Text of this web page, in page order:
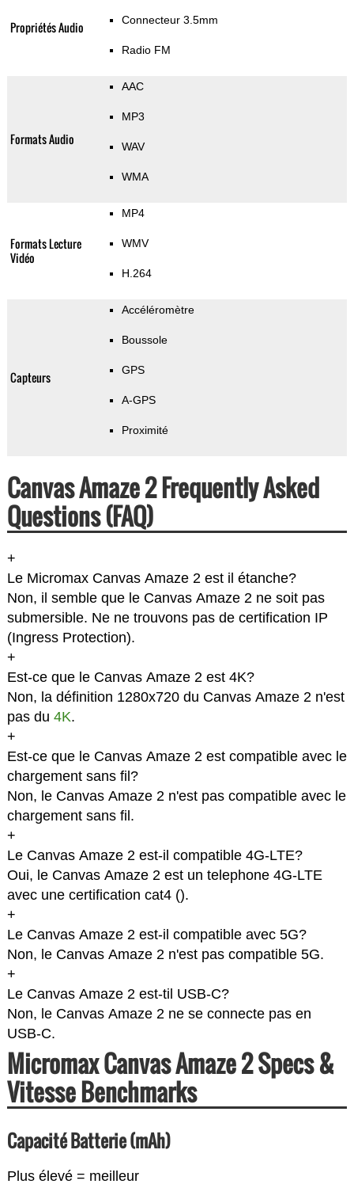
Propriétés Audio Connecteur 3.5mm
Radio FM
Formats Audio
AAC
MP3
WAV
WMA
Formats Lecture
Vidéo
MP4
WMV
H.264
Capteurs
Accéléromètre
Boussole
GPS
A-GPS
Proximité
Canvas Amaze 2 Frequently Asked
Questions (FAQ)
+
Le Micromax Canvas Amaze 2 est il étanche?
Non, il semble que le Canvas Amaze 2 ne soit pas
submersible. Ne ne trouvons pas de certification IP
(Ingress Protection).
+
Est-ce que le Canvas Amaze 2 est 4K?
Non, la définition 1280x720 du Canvas Amaze 2 n'est
pas du 4K.
+
Est-ce que le Canvas Amaze 2 est compatible avec le
chargement sans fil?
Non, le Canvas Amaze 2 n'est pas compatible avec le
chargement sans fil.
+
Le Canvas Amaze 2 est-il compatible 4G-LTE?
Oui, le Canvas Amaze 2 est un telephone 4G-LTE
avec une certification cat4 ().
+
Le Canvas Amaze 2 est-il compatible avec 5G?
Non, le Canvas Amaze 2 n'est pas compatible 5G.
+
Le Canvas Amaze 2 est-til USB-C?
Non, le Canvas Amaze 2 ne se connecte pas en
USB-C.
Micromax Canvas Amaze 2 Specs &
Vitesse Benchmarks
Capacité Batterie (mAh)
Plus élevé = meilleur